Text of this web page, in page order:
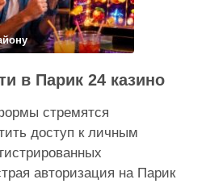
в Парик 24 казино
стремятся
доступ к личным
авторизация на Парик